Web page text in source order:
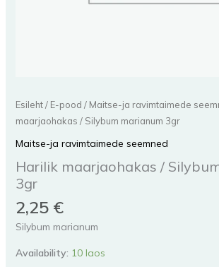
Esileht/ E-pood / Maitse-ja ravimtaimede
maarjaohakas / Silybum marianum 3gr
Maitse-ja ravimtaimede seemned
Harilik maarjaohakas /
3gr
2,25 €
Silybum marianum
Availability: 10 laos